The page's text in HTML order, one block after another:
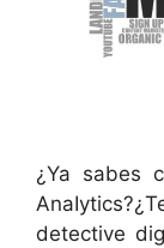
¿Ya sabes
detective